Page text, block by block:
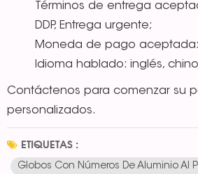
Términos de entrega
DDP, Entrega urgente;
Moneda de pago aceptada:
Idioma hablado: inglés,
Contáctenos para comenzar su
personalizados.
ETIQUETAS :
Globos Con Números De Aluminio Al